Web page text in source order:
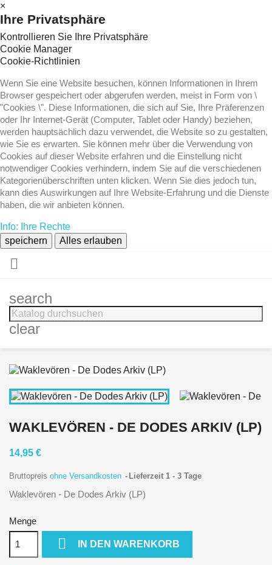
×
Ihre Privatsphäre
Kontrollieren Sie Ihre Privatsphäre
Cookie Manager
Cookie-Richtlinien
Wenn Sie eine Website besuchen, können Informationen in Ihrem
Browser gespeichert oder abgerufen werden, meist in Form von \
"Cookies \". Diese Informationen, die sich auf Sie, Ihre Präferenzen
oder Ihr Internet-Gerät (Computer, Tablet oder Handy) beziehen,
werden hauptsächlich dazu verwendet, die Website so zu gestalten,
wie Sie es erwarten. Sie können mehr über die Verwendung von
Cookies auf dieser Website erfahren und die Einstellung nicht
notwendiger Cookies verhindern, indem Sie auf die verschiedenen
Kategorienüberschriften unten klicken. Wenn Sie dies jedoch tun,
kann dies Auswirkungen auf Ihre Website-Erfahrung und die Dienste
haben, die wir anbieten können.
Info: Ihre Rechte
speichern
Alles erlauben

search
clear
WAKLEVÖREN - DE DODES ARKIV (LP)
14,95 €
Bruttopreis ohne Versandkosten Lieferzeit 1 - 3 Tage
Waklevören - De Dodes Arkiv (LP)
Menge
 IN DEN WARENKORB